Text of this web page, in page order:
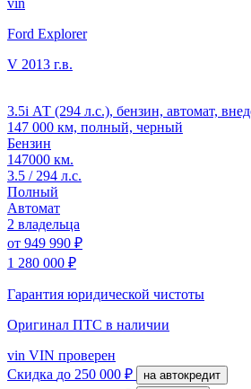
Ford Explorer
V 2013 г.в.
3.5i АТ (294 л.с.), бензин, автомат,
147 000 км, полный, черный
Бензин
147000 км.
3.5 / 294 л.с.
Полный
Автомат
2 владельца
от 949 990 ₽
1 280 000 ₽
Гарантия юридической чистоты
Оригинал ПТС в наличии
vin VIN проверен
Скидка до 250 000 ₽ на автокредит